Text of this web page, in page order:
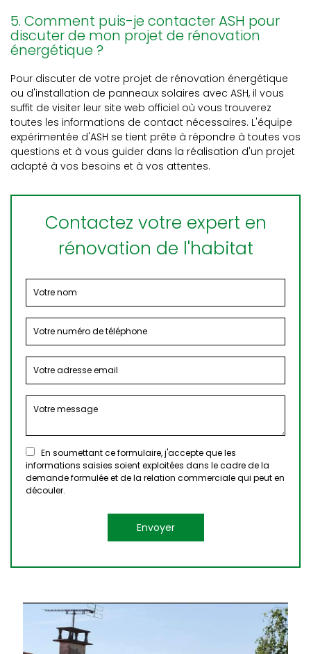
5. Comment puis-je contacter ASH pour
discuter de mon projet de rénovation
énergétique ?
Pour discuter de votre projet de rénovation énergétique
ou d'installation de panneaux solaires avec ASH, il vous
suffit de visiter leur site web officiel où vous trouverez
toutes les informations de contact nécessaires. L'équipe
expérimentée d'ASH se tient prête à répondre à toutes vos
questions et à vous guider dans la réalisation d'un projet
adapté à vos besoins et à vos attentes.
Contactez votre expert en
rénovation de l'habitat
En soumettant ce formulaire, j'accepte que les
informations saisies soient exploitées dans le cadre de la
demande formulée et de la relation commerciale qui peut en
découler.